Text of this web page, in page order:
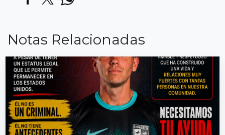
Notas Relacionadas